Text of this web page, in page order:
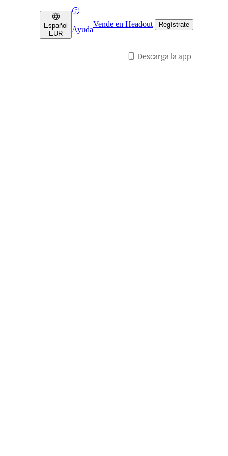
Español
EUR
Ayuda
Vende en Headout Regístrate
Descarga la app